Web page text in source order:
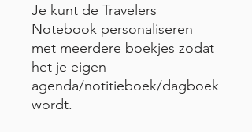
Je kunt de Travelers
Notebook personaliseren
met meerdere boekjes zodat
het je eigen
agenda/notitieboek/dagboek
wordt.